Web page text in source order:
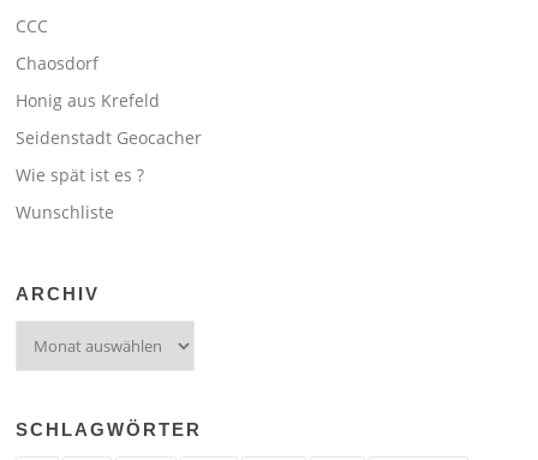
CCC
Chaosdorf
Honig aus Krefeld
Seidenstadt Geocacher
Wie spät ist es ?
Wunschliste
ARCHIV
SCHLAGWÖRTER